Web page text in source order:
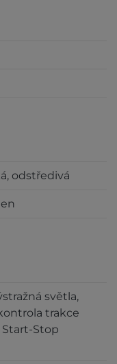
odstředivá
světla,
trakce
Start-Stop